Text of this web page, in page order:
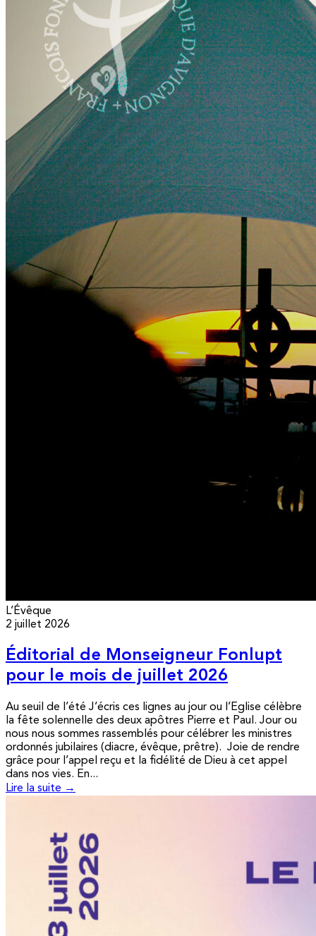
L’Évêque
2 juillet 2026
Éditorial de Monseigneur Fonlupt
pour le mois de juillet 2026
Au seuil de l’été J’écris ces lignes au jour ou l’Eglise célèbre
la fête solennelle des deux apôtres Pierre et Paul. Jour ou
nous nous sommes rassemblés pour célébrer les ministres
ordonnés jubilaires (diacre, évêque, prêtre). Joie de rendre
grâce pour l’appel reçu et la fidélité de Dieu à cet appel
dans nos vies. En...
Lire la suite →